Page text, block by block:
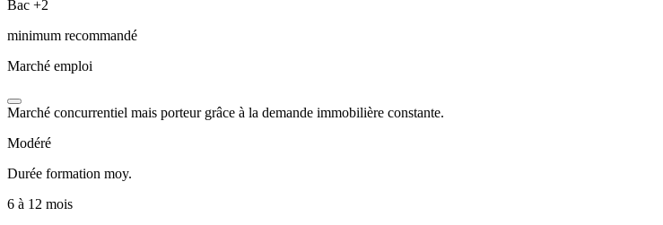
Bac +2
minimum recommandé
Marché emploi
Marché concurrentiel mais porteur grâce à la demande immobilière constante.
Modéré
Durée formation moy.
6 à 12 mois